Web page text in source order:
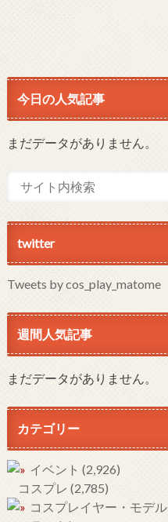
今日の人気記事
まだデータがありません。
twitter
Tweets by cos_play_matome
週間人気記事
まだデータがありません。
カテゴリー
イベント (2,926)
コスプレ (2,785)
コスプレイヤー・モデル